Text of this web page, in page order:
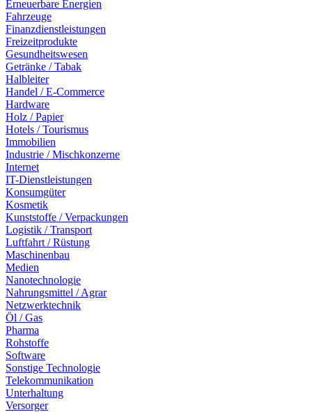
Erneuerbare Energien
Fahrzeuge
Finanzdienstleistungen
Freizeitprodukte
Gesundheitswesen
Getränke / Tabak
Halbleiter
Handel / E-Commerce
Hardware
Holz / Papier
Hotels / Tourismus
Immobilien
Industrie / Mischkonzerne
Internet
IT-Dienstleistungen
Konsumgüter
Kosmetik
Kunststoffe / Verpackungen
Logistik / Transport
Luftfahrt / Rüstung
Maschinenbau
Medien
Nanotechnologie
Nahrungsmittel / Agrar
Netzwerktechnik
Öl / Gas
Pharma
Rohstoffe
Software
Sonstige Technologie
Telekommunikation
Unterhaltung
Versorger